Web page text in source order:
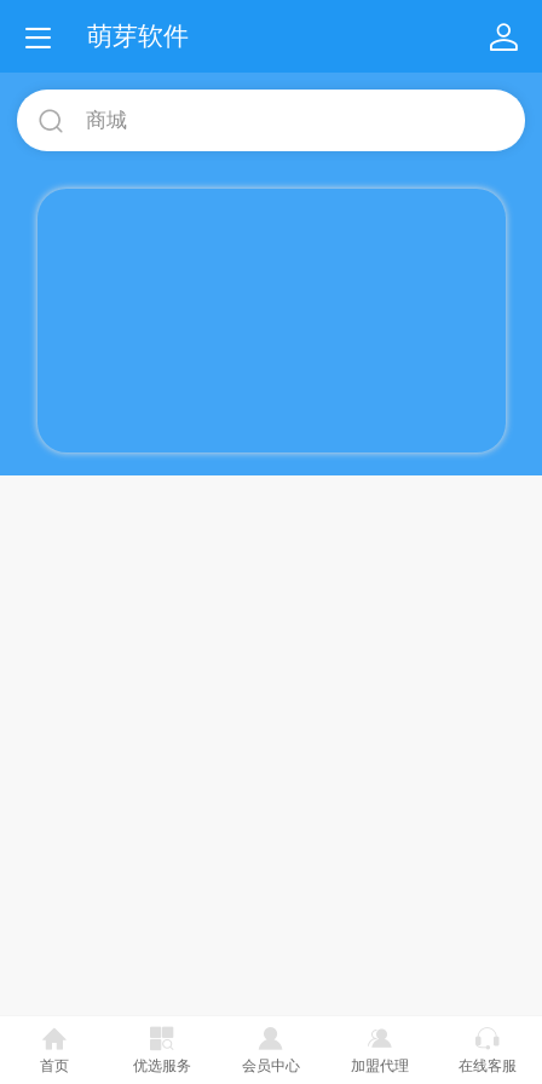
萌芽软件
商城
首页 优选服务 会员中心 加盟代理 在线客服